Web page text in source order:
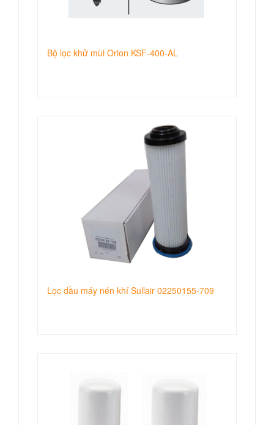
Bộ lọc khử mùi Orion KSF-400-AL
Lọc dầu máy nén khí Sullair 02250155-709